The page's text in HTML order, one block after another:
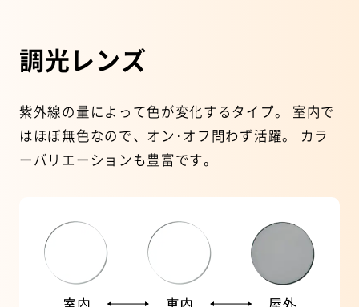
調光レンズ
紫外線の量によって色が変化するタイプ。
室内で
はほぼ無色なので、オン･オフ問わず活躍。
カラ
ーバリエーションも豊富です。